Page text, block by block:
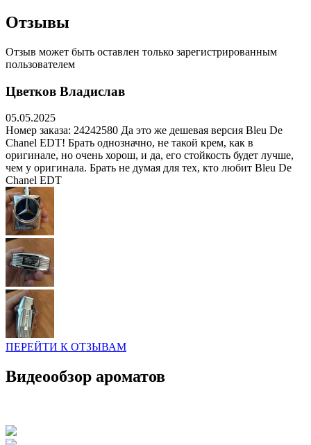
Отзывы
Отзыв может быть оставлен только зарегистрированным
пользователем
Цветков Владислав
05.05.2025
Номер заказа: 24242580 Да это же дешевая версия Bleu De
Chanel EDT! Брать однозначно, не такой крем, как в
оригинале, но очень хорош, и да, его стойкость будет лучше,
чем у оригинала. Брать не думая для тех, кто любит Bleu De
Chanel EDT
ПЕРЕЙТИ К ОТЗЫВАМ
Видеообзор ароматов